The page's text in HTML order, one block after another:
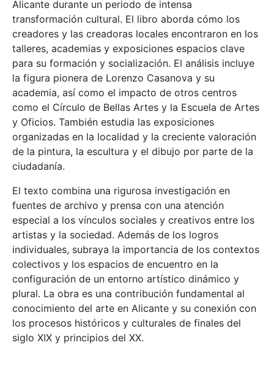
Alicante durante un periodo de intensa
transformación cultural. El libro aborda cómo los
creadores y las creadoras locales encontraron en los
talleres, academias y exposiciones espacios clave
para su formación y socialización. El análisis incluye
la figura pionera de Lorenzo Casanova y su
academia, así como el impacto de otros centros
como el Círculo de Bellas Artes y la Escuela de Artes
y Oficios. También estudia las exposiciones
organizadas en la localidad y la creciente valoración
de la pintura, la escultura y el dibujo por parte de la
ciudadanía.
El texto combina una rigurosa investigación en
fuentes de archivo y prensa con una atención
especial a los vínculos sociales y creativos entre los
artistas y la sociedad. Además de los logros
individuales, subraya la importancia de los contextos
colectivos y los espacios de encuentro en la
configuración de un entorno artístico dinámico y
plural. La obra es una contribución fundamental al
conocimiento del arte en Alicante y su conexión con
los procesos históricos y culturales de finales del
siglo XIX y principios del XX.